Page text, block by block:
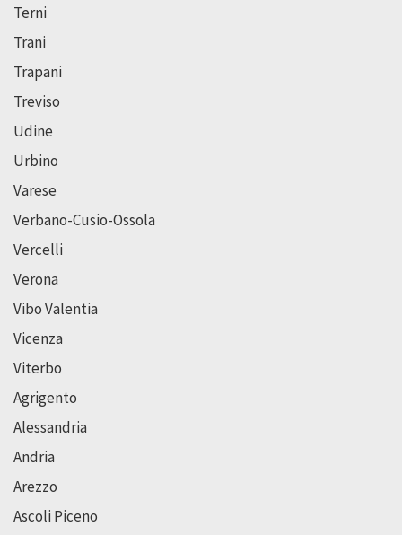
Terni
Trani
Trapani
Treviso
Udine
Urbino
Varese
Verbano-Cusio-Ossola
Vercelli
Verona
Vibo Valentia
Vicenza
Viterbo
Agrigento
Alessandria
Andria
Arezzo
Ascoli Piceno